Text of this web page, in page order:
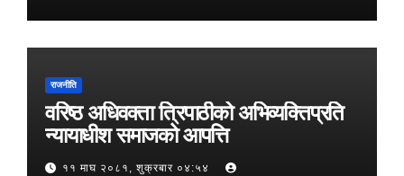
राजनीति
वरिष्ठ अधिवक्ता त्रिपाठीको अभिव्यक्तिप्रति
न्यायाधीश समाजको आपत्ति
११ माघ २०८१, शुक्रबार ०४:५४